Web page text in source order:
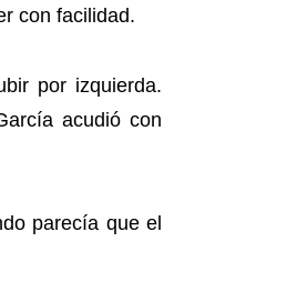
con facilidad.
por izquierda.
acudió con
parecía que el